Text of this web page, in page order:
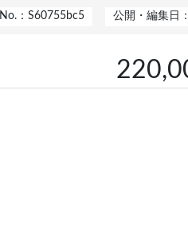
：S60755bc5 公開・編集日